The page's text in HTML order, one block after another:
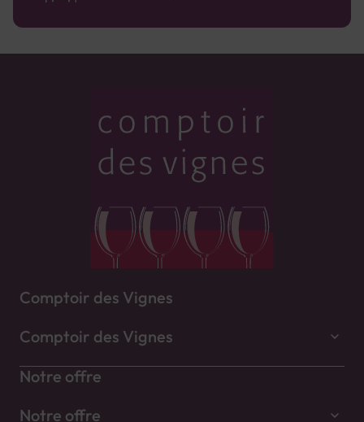
Comptoir des Vignes
Comptoir des Vignes
Notre offre
Notre offre